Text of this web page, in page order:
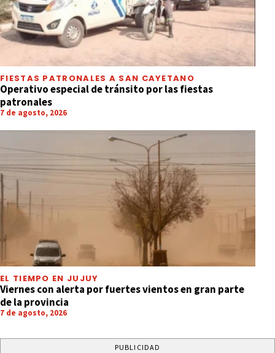
FIESTAS PATRONALES A SAN CAYETANO
Operativo especial de tránsito por las fiestas
patronales
7 de agosto, 2026
EL TIEMPO EN JUJUY
Viernes con alerta por fuertes vientos en gran parte
de la provincia
7 de agosto, 2026
PUBLICIDAD